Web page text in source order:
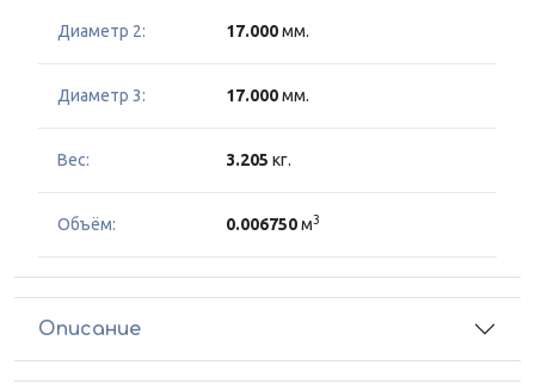
Диаметр 2: 17.000мм.
Диаметр 3: 17.000мм.
Вес: 3.205 кг.
Объём: 0.006750м3
Описание